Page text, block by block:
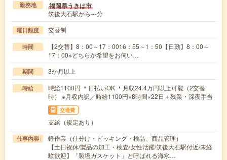
勤務地 福岡県うきは市
筑後大石駅から---分
曜日頻度 交替制
時間
【2交替】8：00～17：0016：55～1：50【日勤】8：00～
17：00※どちらか希望をお伺い…
期間 3か月以上
時給
時給1100円 ＊日払いOK ＊月収24.4万円以上可能（2交替
時） ※月収内訳／時給1100円×8時間×22日＋残業・深夜手当
交通費
支給（規定あり）
仕事内容
軽作業（仕分け・ピッキング・検品、商品管理）
【土日祝休/製品の加工・検査/女性活躍/筑後大石駅付近/未経
験歓迎】「製塩ガスケット」と呼ばれる海水…